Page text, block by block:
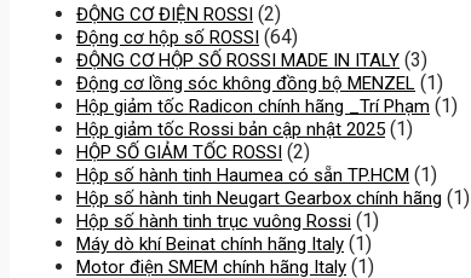
ĐỘNG CƠ ĐIỆN ROSSI (2)
Động cơ hộp số ROSSI (64)
ĐỘNG CƠ HỘP SỐ ROSSI MADE IN ITALY (3)
Động cơ lồng sóc không đồng bộ MENZEL (1)
Hộp giảm tốc Radicon chính hãng _Trí Phạm (1)
Hộp giảm tốc Rossi bản cập nhật 2025 (1)
HỘP SỐ GIẢM TỐC ROSSI (2)
Hộp số hành tinh Haumea có sẵn TP.HCM (1)
Hộp số hành tinh Neugart Gearbox chính hãng (1)
Hộp số hành tinh trục vuông Rossi (1)
Máy dò khí Beinat chính hãng Italy (1)
Motor điện SMEM chính hãng Italy (1)